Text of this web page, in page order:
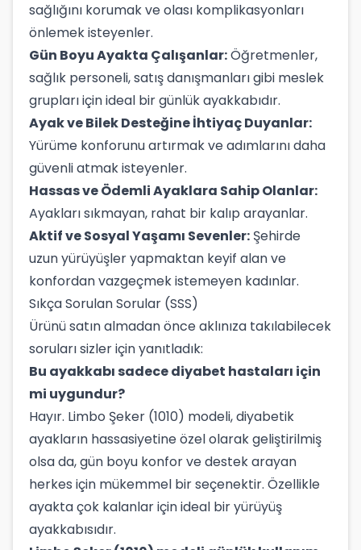
sağlığını korumak ve olası komplikasyonları
önlemek isteyenler.
Gün Boyu Ayakta Çalışanlar:Öğretmenler,
sağlık personeli, satış danışmanları gibi meslek
grupları için ideal bir günlük ayakkabıdır.
Ayak ve Bilek Desteğine İhtiyaç Duyanlar:
Yürüme konforunu artırmak ve adımlarını daha
güvenli atmak isteyenler.
Hassas ve Ödemli Ayaklara Sahip Olanlar:
Ayakları sıkmayan, rahat bir kalıp arayanlar.
Aktif ve Sosyal Yaşamı Sevenler: Şehirde
uzun yürüyüşler yapmaktan keyif alan ve
konfordan vazgeçmek istemeyen kadınlar.
Sıkça Sorulan Sorular (SSS)
Ürünü satın almadan önce aklınıza takılabilecek
soruları sizler için yanıtladık:
Bu ayakkabı sadece diyabet hastaları için
mi uygundur?
Hayır. Limbo Şeker (1010) modeli, diyabetik
ayakların hassasiyetine özel olarak geliştirilmiş
olsa da, gün boyu konfor ve destek arayan
herkes için mükemmel bir seçenektir. Özellikle
ayakta çok kalanlar için ideal bir yürüyüş
ayakkabısıdır.